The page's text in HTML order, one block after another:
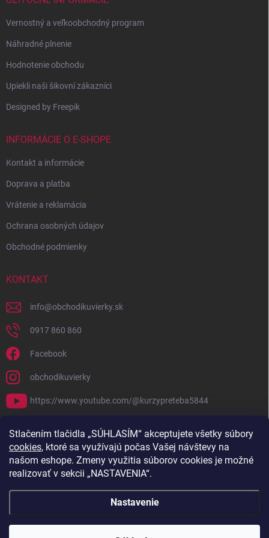
Stlačením tlačidla „SÚHLASÍM“ akceptujete všetky súbory
cookies, ktoré sa využívajú počas Vašej návštevy na
našom eshope. Zmeny využitia súborov cookies je možné
realizovať v sekcii „NASTAVENIA“.
Nastavenie
Vernostný a veľkoobchodný program
Náhradné plnenie
Hodnotenie obchodu
Upiekli naši šikovní zákazníci
Designed by Freepik
INFORMÁCIE O E-SHOPE
Kontakt a informácie
Doprava a platba
Vrátenie a reklamácia
Ochrana osobných údajov
Obchodné podmienky
KONTAKT
info@obchodikuvierky.sk
0917 860 860
Facebook
obchodikuvierky
https://www.youtube.com/@kurzypreteba5844
PRIJÍMAME ONLINE PLATBY
Copyright 2026Obchodík u Vierky. Všetky práva vyhradené.